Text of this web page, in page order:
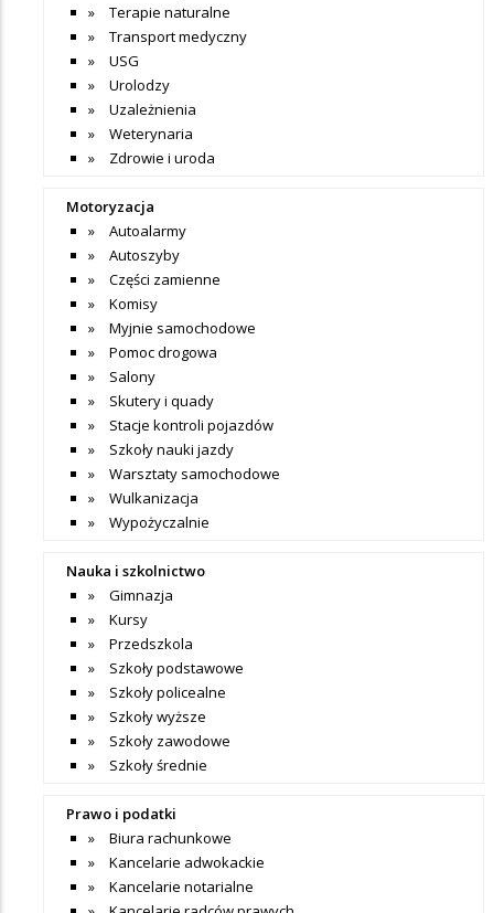
Terapie naturalne
Transport medyczny
USG
Urolodzy
Uzależnienia
Weterynaria
Zdrowie i uroda
Motoryzacja
Autoalarmy
Autoszyby
Części zamienne
Komisy
Myjnie samochodowe
Pomoc drogowa
Salony
Skutery i quady
Stacje kontroli pojazdów
Szkoły nauki jazdy
Warsztaty samochodowe
Wulkanizacja
Wypożyczalnie
Nauka i szkolnictwo
Gimnazja
Kursy
Przedszkola
Szkoły podstawowe
Szkoły policealne
Szkoły wyższe
Szkoły zawodowe
Szkoły średnie
Prawo i podatki
Biura rachunkowe
Kancelarie adwokackie
Kancelarie notarialne